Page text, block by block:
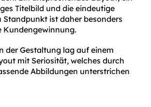
Titelbild und die eindeutige
Standpunkt ist daher besonders
Kundengewinnung.
der Gestaltung lag auf einem
mit Seriosität, welches durch
Abbildungen unterstrichen